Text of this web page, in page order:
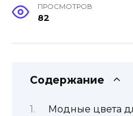
ПРОСМОТРОВ
82
Содержание
Модные цвета